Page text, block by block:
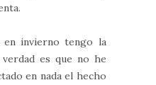
en invierno tengo la
es que no he
en nada el hecho